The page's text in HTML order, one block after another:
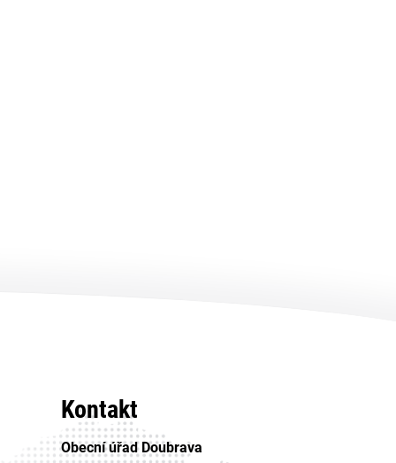
Kontakt
Obecní úřad Doubrava